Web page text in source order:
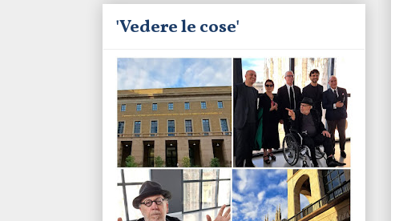
'Vedere le cose'